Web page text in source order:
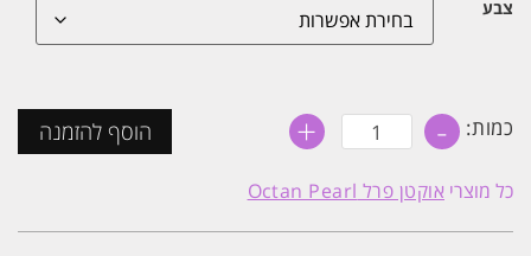
צבע
כמות: - כמות
של
סיבים
לנפח
שורשים
+ הוסף להזמנה
כל מוצרי אוקטן פרל Octan Pearl